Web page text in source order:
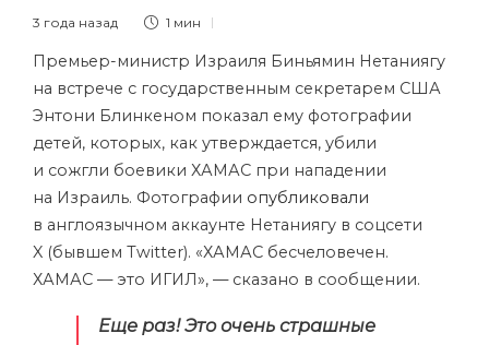
3 года назад 1 мин
Премьер-министр Израиля Биньямин Нетаниягу
на встрече с государственным секретарем США
Энтони Блинкеном показал ему фотографии
детей, которых, как утверждается, убили
и сожгли боевики ХАМАС при нападении
на Израиль. Фотографии опубликовали
в англоязычном аккаунте Нетаниягу в соцсети
X (бывшем Twitter). «ХАМАС бесчеловечен.
ХАМАС — это ИГИЛ», — сказано в сообщении.
Еще раз! Это очень страшные